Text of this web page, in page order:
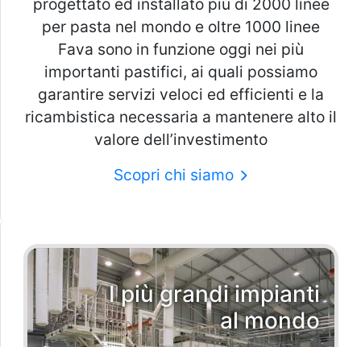
progettato ed installato più di 2000 linee
per pasta nel mondo e oltre 1000 linee
Fava sono in funzione oggi nei più
importanti pastifici, ai quali possiamo
garantire servizi veloci ed efficienti e la
ricambistica necessaria a mantenere alto il
valore dell’investimento
Scopri chi siamo
I più grandi impianti
al mondo